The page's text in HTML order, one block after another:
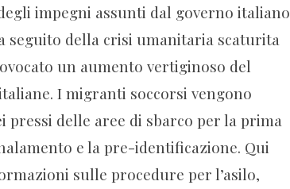
impegni assunti dal governo italiano
seguito della crisi umanitaria scaturita
un aumento vertiginoso del
I migranti soccorsi vengono
delle aree di sbarco per la prima
e la pre-identificazione. Qui
sulle procedure per l’asilo,